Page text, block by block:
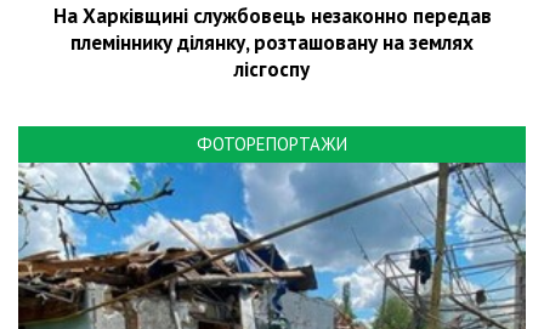
На Харківщині службовець незаконно передав
племіннику ділянку, розташовану на землях
лісгоспу
ФОТОРЕПОРТАЖИ